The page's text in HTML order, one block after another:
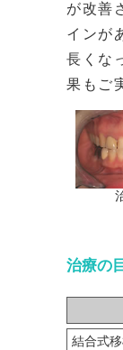
が改善
インが
長くな
果もご
治療の
結合式